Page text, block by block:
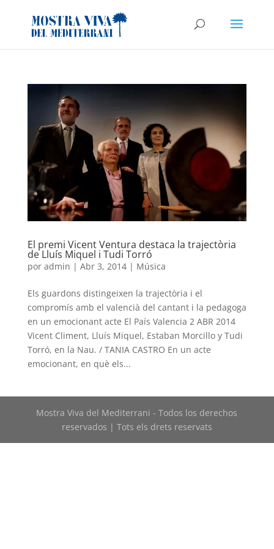
El premi Vicent Ventura destaca la trajectòria
de Lluís Miquel i Tudi Torró
por admin | Abr 3, 2014| Música
Els guardons distingeixen la trajectòria i el
compromís amb el valencià del cantant i la pedagoga
en un emocionant acte El País Valencia 2 ABR 2014
Vicent Climent, Lluís Miquel, Estaban Morcillo y Tudi
Torró, en la Nau. / TANIA CASTRO En un acte
emocionant, en què els...
Mostra Viva del Mediterrani - Todos los derechos
reservados | Tots els drets reservats